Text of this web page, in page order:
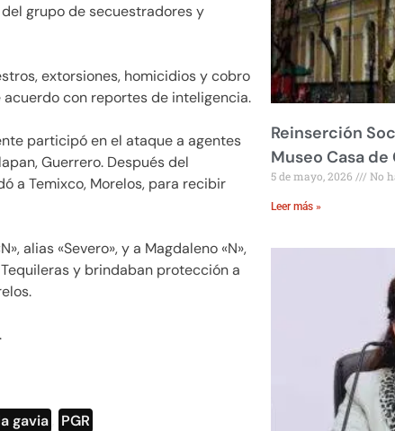
grupo de secuestradores y
extorsiones, homicidios y cobro
con reportes de inteligencia.
participó en el ataque a agentes
Guerrero. Después del
a Temixco, Morelos, para recibir
alias «Severo», y a Magdaleno «N»,
y brindaban protección a
gavia PGR
Reinserción
Museo Casa de
5 de mayo, 2026 No
Leer más »